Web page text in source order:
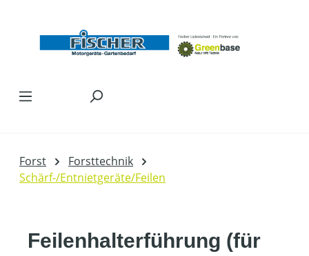
Forst
Forsttechnik
Schärf-/Entnietgeräte/Feilen
Feilenhalterführung (für